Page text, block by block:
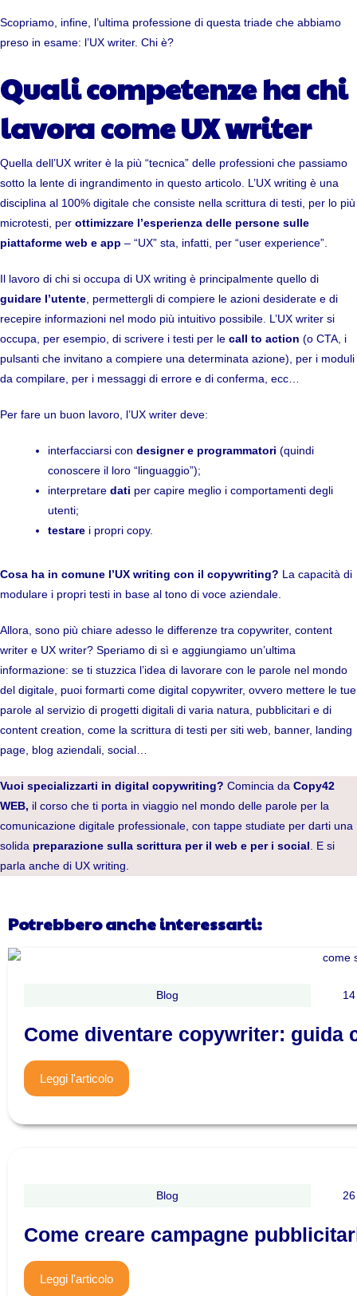
Scopriamo, infine, l’ultima professione di questa triade che abbiamo
preso in esame: l’UX writer. Chi è?
Quali competenzeha chi
lavora comeUX writer
Quella dell’UX writer è la più “tecnica” delle professioni che passiamo
sotto la lente di ingrandimento in questo articolo. L’UX writing è una
disciplina al 100% digitale che consiste nella scrittura di testi, per lo più
microtesti, per ottimizzare l’esperienza delle persone sulle
piattaforme web e app – “UX” sta, infatti, per “user experience”.
Il lavoro di chi si occupa di UX writing è principalmente quello di
guidare l’utente , permettergli di compiere le azioni desiderate e di
recepire informazioni nel modo più intuitivo possibile. L’UX writer si
occupa, per esempio, di scrivere i testi per le call to action (o CTA, i
pulsanti che invitano a compiere una determinata azione), per i moduli
da compilare, per i messaggi di errore e di conferma, ecc…
Per fare un buon lavoro, l’UX writer deve:
interfacciarsi con designer e programmatori (quindi
conoscere il loro “linguaggio”);
interpretare dati per capire meglio i comportamenti degli
utenti;
testare i propri copy.
Cosa ha in comune l’UX writing con il copywriting? La capacità di
modulare i propri testi in base al tono di voce aziendale.
Allora, sono più chiare adesso le differenze tra copywriter, content
writer e UX writer? Speriamo di sì e aggiungiamo un’ultima
informazione: se ti stuzzica l’idea di lavorare con le parole nel mondo
del digitale, puoi formarti come digital copywriter, ovvero mettere le tue
parole al servizio di progetti digitali di varia natura, pubblicitari e di
content creation, come la scrittura di testi per siti web, banner, landing
page, blog aziendali, social…
Vuoi specializzarti in digital copywriting? Comincia da Copy42
WEB, il corso che ti porta in viaggio nel mondo delle parole per la
comunicazione digitale professionale, con tappe studiate per darti una
solida preparazione sulla scrittura per il web e per i social . E si
parla anche di UX writing.
Potrebbero anche interessarti:
Blog
Come diventare copywriter: guida
Leggi l'articolo
Blog
Come creare campagne
Leggi l'articolo